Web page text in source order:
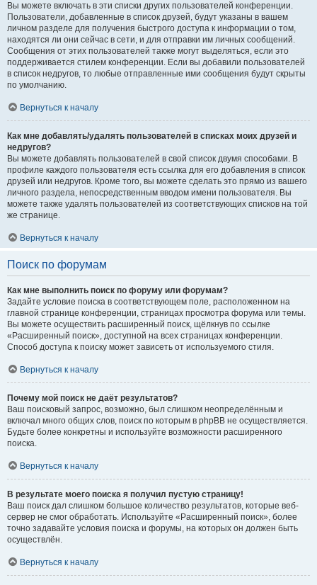
Вы можете включать в эти списки других пользователей конференции.
Пользователи, добавленные в список друзей, будут указаны в вашем
личном разделе для получения быстрого доступа к информации о том,
находятся ли они сейчас в сети, и для отправки им личных сообщений.
Сообщения от этих пользователей также могут выделяться, если это
поддерживается стилем конференции. Если вы добавили пользователей
в список недругов, то любые отправленные ими сообщения будут скрыты
по умолчанию.
Вернуться к началу
Как мне добавлять/удалять пользователей в списках моих друзей и
недругов?
Вы можете добавлять пользователей в свой список двумя способами. В
профиле каждого пользователя есть ссылка для его добавления в список
друзей или недругов. Кроме того, вы можете сделать это прямо из вашего
личного раздела, непосредственным вводом имени пользователя. Вы
можете также удалять пользователей из соответствующих списков на той
же странице.
Вернуться к началу
Поиск по форумам
Как мне выполнить поиск по форуму или форумам?
Задайте условие поиска в соответствующем поле, расположенном на
главной странице конференции, страницах просмотра форума или темы.
Вы можете осуществить расширенный поиск, щёлкнув по ссылке
«Расширенный поиск», доступной на всех страницах конференции.
Способ доступа к поиску может зависеть от используемого стиля.
Вернуться к началу
Почему мой поиск не даёт результатов?
Ваш поисковый запрос, возможно, был слишком неопределённым и
включал много общих слов, поиск по которым в phpBB не осуществляется.
Будьте более конкретны и используйте возможности расширенного
поиска.
Вернуться к началу
В результате моего поиска я получил пустую страницу!
Ваш поиск дал слишком большое количество результатов, которые веб-
сервер не смог обработать. Используйте «Расширенный поиск», более
точно задавайте условия поиска и форумы, на которых он должен быть
осуществлён.
Вернуться к началу